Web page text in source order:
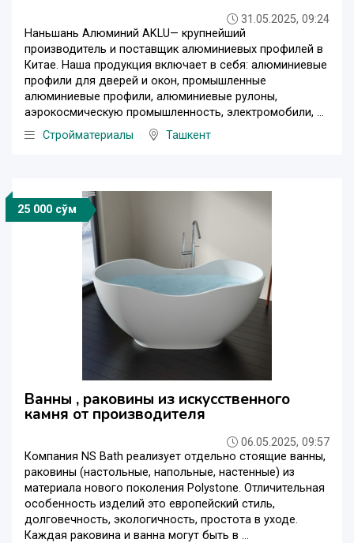
31.05.2025, 09:24
Наньшань Алюминий AKLU— крупнейший
производитель и поставщик алюминиевых профилей в
Китае. Наша продукция включает в себя: алюминиевые
профили для дверей и окон, промышленные
алюминиевые профили, алюминиевые рулоны,
аэрокосмическую промышленность, электромобили, ...
Стройматериалы
Ташкент
25 000 сўм
Ванны , раковины из искусственного
камня от производителя
06.05.2025, 09:57
Компания NS Bath реализует отдельно стоящие ванны,
раковины (настольные, напольные, настенные) из
материала нового поколения Polystone. Отличительная
особенность изделий это европейский стиль,
долговечность, экологичность, простота в уходе.
Каждая раковина и ванна могут быть в ...